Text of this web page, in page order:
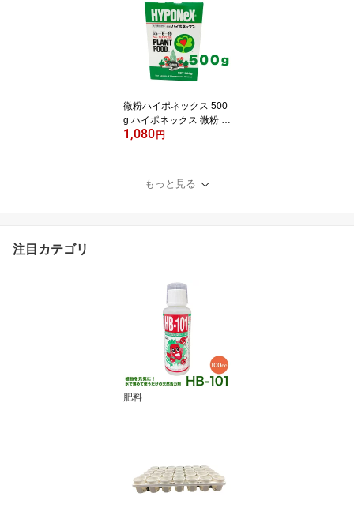
ト 多肉植物 鉢 エケベリ
微粉ハイポネックス 500
g ハイポネックス 微粉 肥
料 洋蘭 富貴蘭 春蘭 洋ラ
耕栽培の肥料 農業肥料
農業用肥料 /2箱ならネコ
1,080 円
もっと見る
注目カテゴリ
肥料